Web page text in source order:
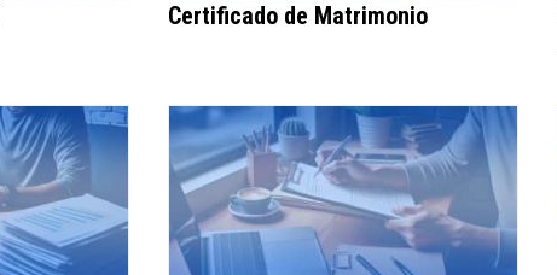
Certificado de Matrimonio